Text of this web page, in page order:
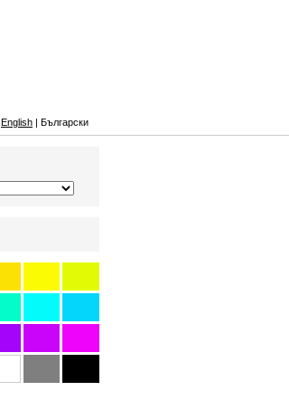
English | Български